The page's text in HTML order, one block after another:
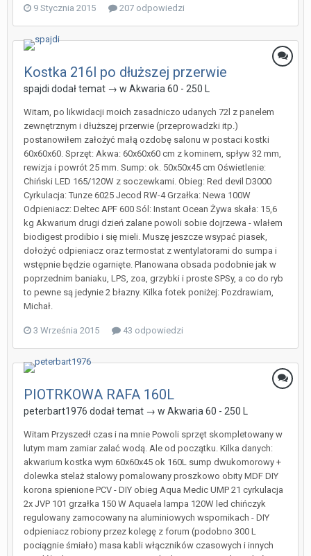
9 Stycznia 2015 207 odpowiedzi
Kostka 216l po dłuższej przerwie
spajdi dodał temat → w Akwaria 60 - 250 L
Witam, po likwidacji moich zasadniczo udanych 72l z panelem
zewnętrznym i dłuższej przerwie (przeprowadzki itp.)
postanowiłem założyć małą ozdobę salonu w postaci kostki
60x60x60. Sprzęt: Akwa: 60x60x60 cm z kominem, spływ 32 mm,
rewizja i powrót 25 mm. Sump: ok. 50x50x45 cm Oświetlenie:
Chiński LED 165/120W z soczewkami. Obieg: Red devil D3000
Cyrkulacja: Tunze 6025 Jecod RW-4 Grzałka: Newa 100W
Odpieniacz: Deltec APF 600 Sól: Instant Ocean Żywa skała: 15,6
kg Akwarium drugi dzień zalane powoli sobie dojrzewa - wlałem
biodigest prodibio i się mieli. Muszę jeszcze wsypać piasek,
dołożyć odpieniacz oraz termostat z wentylatorami do sumpa i
wstępnie będzie ogarnięte. Planowana obsada podobnie jak w
poprzednim baniaku, LPS, zoa, grzybki i proste SPSy, a co do ryb
to pewne są jedynie 2 błazny. Kilka fotek poniżej: Pozdrawiam,
Michał.
3 Września 2015 43 odpowiedzi
PIOTRKOWA RAFA 160L
peterbart1976 dodał temat → w Akwaria 60 - 250 L
Witam Przyszedł czas i na mnie Powoli sprzęt skompletowany w
lutym mam zamiar zalać wodą. Ale od początku. Kilka danych:
akwarium kostka wym 60x60x45 ok 160L sump dwukomorowy +
dolewka stelaż stalowy pomalowany proszkowo obity MDF DIY
korona spienione PCV - DIY obieg Aqua Medic UMP 21 cyrkulacja
2x JVP 101 grzałka 150 W Aquaela lampa 120W led chińczyk
regulowany zamocowany na aluminiowych wspornikach - DIY
odpieniacz robiony przez kolegę z forum (podobno 300 L
pociągnie śmiało) masa kabli włączników czasowych i innych